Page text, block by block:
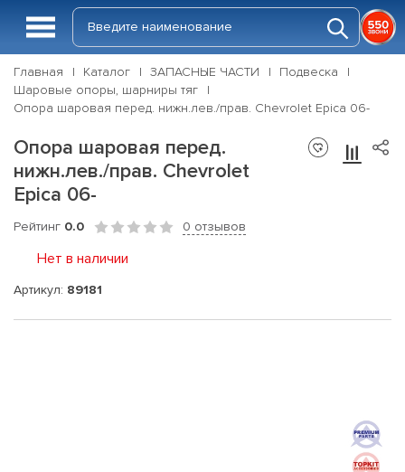
Главная Каталог ЗАПАСНЫЕ ЧАСТИ
Подвеска
Шаровые опоры, шарниры тяг
Опора шаровая перед. нижн.лев./прав. Chevrolet Epica 06-
Опора шаровая перед.
нижн.лев./прав. Chevrolet
Epica 06-
Рейтинг 0.0 0 отзывов
Нет в наличии
Артикул: 89181